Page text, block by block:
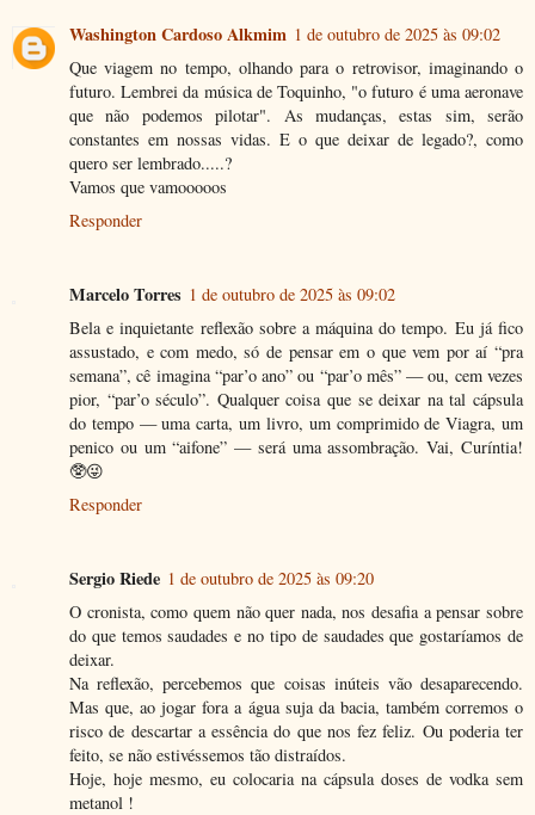
Washington Cardoso Alkmim 1 de outubro de 2025 às 09:02
Que viagem no tempo, olhando para o retrovisor, imaginando o
futuro. Lembrei da música de Toquinho, "o futuro é uma aeronave
que não podemos pilotar". As mudanças, estas sim, serão
constantes em nossas vidas. E o que deixar de legado?, como
quero ser lembrado.....?
Vamos que vamooooos
Responder
Marcelo Torres 1 de outubro de 2025 às 09:02
Bela e inquietante reflexão sobre a máquina do tempo. Eu já fico
assustado, e com medo, só de pensar em o que vem por aí “pra
semana”, cê imagina “par’o ano” ou “par’o mês” — ou, cem vezes
pior, “par’o século”. Qualquer coisa que se deixar na tal cápsula
do tempo — uma carta, um livro, um comprimido de Viagra, um
penico ou um “aifone” — será uma assombração. Vai, Curíntia!
🥸😜
Responder
Sergio Riede 1 de outubro de 2025 às 09:20
O cronista, como quem não quer nada, nos desafia a pensar sobre
do que temos saudades e no tipo de saudades que gostaríamos de
deixar.
Na reflexão, percebemos que coisas inúteis vão desaparecendo.
Mas que, ao jogar fora a água suja da bacia, também corremos o
risco de descartar a essência do que nos fez feliz. Ou poderia ter
feito, se não estivéssemos tão distraídos.
Hoje, hoje mesmo, eu colocaria na cápsula doses de vodka sem
metanol !